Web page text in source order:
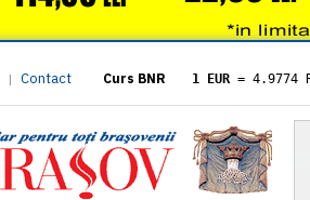
| Contact Curs BNR 1 EUR = 4.9774
= 5.8304
1 XAU= 464.4611
1 AED= 1.1933
1 AUD= 2.7957
1 BGN= 2.5449